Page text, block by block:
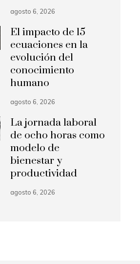
agosto 6, 2026
El impacto de 15
ecuaciones en la
evolución del
conocimiento
humano
agosto 6, 2026
La jornada laboral
de ocho horas como
modelo de
bienestar y
productividad
agosto 6, 2026